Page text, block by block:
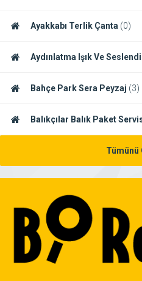
Ayakkabı Terlik Çanta (0)
Aydınlatma Işık Ve
Bahçe Park Sera Peyzaj (3)
Balıkçılar Balık Paket
Tümünü